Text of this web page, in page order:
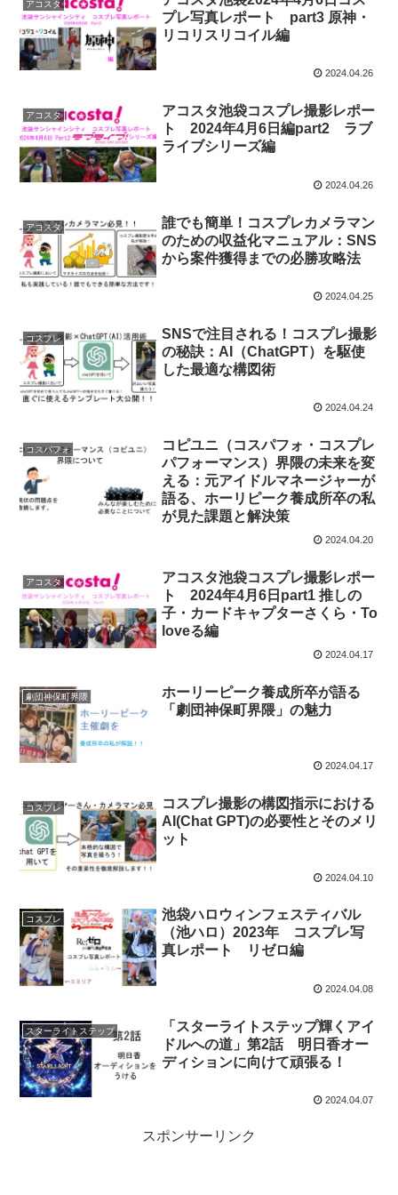
アコスタ
プレ写真レポート part3 原神・
リコリスリコイル編
2024.04.26
アコスタ
アコスタ池袋コスプレ撮影レポー
ト 2024年4月6日編part2 ラブ
ライブシリーズ編
2024.04.26
アコスタ
誰でも簡単！コスプレカメラマン
のための収益化マニュアル：SNS
から案件獲得までの必勝攻略法
2024.04.25
コスプレ
SNSで注目される！コスプレ撮影
の秘訣：AI（ChatGPT）を駆使
した最適な構図術
2024.04.24
コスパフォ
コピユニ（コスパフォ・コスプレ
パフォーマンス）界隈の未来を変
える：元アイドルマネージャーが
語る、ホーリピーク養成所卒の私
が見た課題と解決策
2024.04.20
アコスタ
アコスタ池袋コスプレ撮影レポー
ト 2024年4月6日part1 推しの
子・カードキャプターさくら・To
loveる編
2024.04.17
劇団神保町界隈
ホーリーピーク養成所卒が語る
「劇団神保町界隈」の魅力
2024.04.17
コスプレ
コスプレ撮影の構図指示における
AI(Chat GPT)の必要性とそのメリ
ット
2024.04.10
コスプレ
池袋ハロウィンフェスティバル
（池ハロ）2023年 コスプレ写
真レポート リゼロ編
2024.04.08
スターライトステップ
「スターライトステップ輝くアイ
ドルへの道」第2話 明日香オー
ディションに向けて頑張る！
2024.04.07
スポンサーリンク